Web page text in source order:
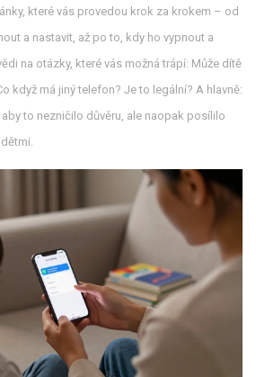
které vás provedou krok za krokem – od
a nastavit, až po to, kdy ho vypnout a
na otázky, které vás možná trápí: Může dítě
když má jiný telefon? Je to legální? A hlavně:
to nezničilo důvěru, ale naopak posílilo